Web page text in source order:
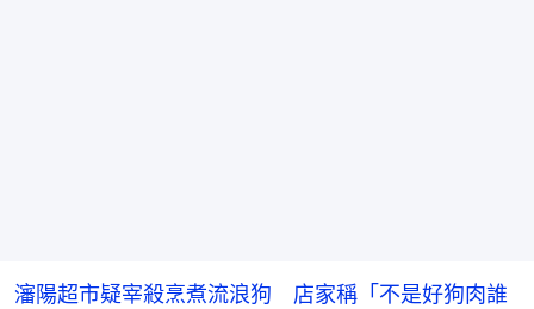
瀋陽超市疑宰殺烹煮流浪狗 店家稱「不是好狗肉誰